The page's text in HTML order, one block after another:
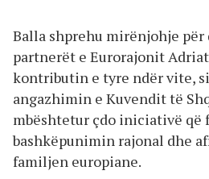
Balla shprehu mirënjohje
partnerët e Eurorajonit
kontributin e tyre ndër vite,
angazhimin e Kuvendit të
mbështetur çdo iniciativë që
bashkëpunimin rajonal dhe
familjen europiane.